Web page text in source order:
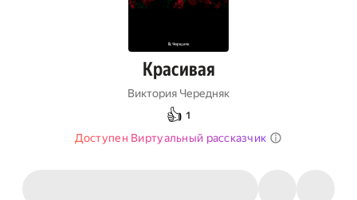
Красивая
Виктория Чередняк
👍 1
Доступен Виртуальный рассказчик